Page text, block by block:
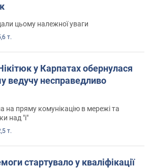
цьому належної уваги
т.
у Карпатах обернулася
ведучу несправедливо
на пряму комунікацію в мережі та
над "і"
т.
стартувало у кваліфікації